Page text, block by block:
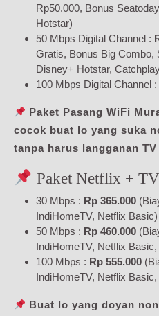
Rp50.000, Bonus
Hotstar)
50 Mbps Digital Channel :
Gratis, Bonus Big Combo,
Disney+ Hotstar,
100 Mbps Digital Channel :
Paket Pasang WiFi
cocok buat lo yang suka
tanpa harus langganan
Paket Netflix + TV
30 Mbps : Rp 365.000
IndiHomeTV, Netflix Basic)
50 Mbps : Rp 460.000
IndiHomeTV, Netflix
100 Mbps : Rp 555.000
IndiHomeTV, Netflix
Buat lo yang doyan